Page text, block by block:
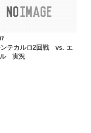
ンテカルロ2回戦 vs. エ
ル 実況